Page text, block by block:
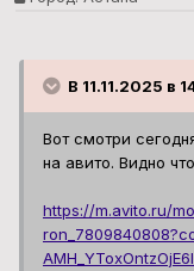
В 11.11.2025 в
Вот смотри
на авито. Видно
https://m.avito.ru/